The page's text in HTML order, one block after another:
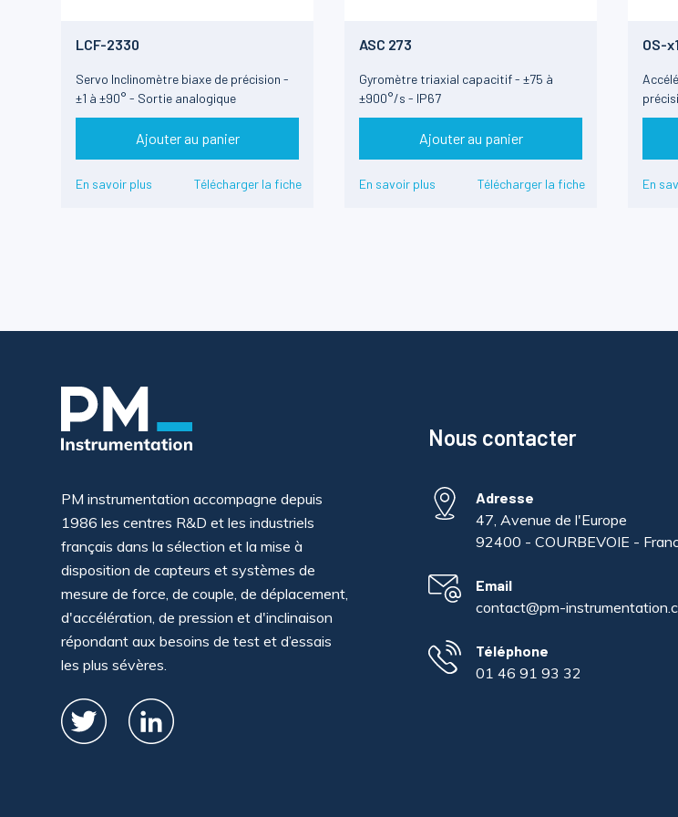
LCF-2330
Servo Inclinomètre biaxe de précision -
±1 à ±90° - Sortie analogique
Ajouter au panier
En savoir plus Télécharger la fiche
ASC 273
Gyromètre triaxial capacitif - ±75 à
±900°/s - IP67
Ajouter au panier
En savoir plus Télécharger la fiche
OS-
En
PM instrumentation accompagne depuis
1986 les centres R&D et les industriels
français dans la sélection et la mise à
disposition de capteurs et systèmes de
mesure de force, de couple, de déplacement,
d'accélération, de pression et d'inclinaison
répondant aux besoins de test et d’essais
les plus sévères.
Nous contacter
Adresse
47, Avenue de l'Europe
92400 - COURBEVOIE -
Email
contact@pm-
Téléphone
01 46 91 93 32